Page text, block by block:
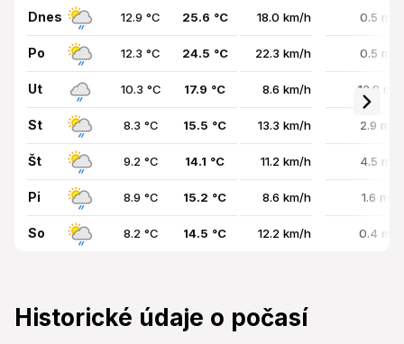
Dnes 12.9 °C 25.6 °C 18.0 km/h 0.5
Po 12.3 °C 24.5 °C 22.3 km/h 0.5
Ut 10.3 °C 17.9 °C 8.6 km/h 13.8
St 8.3 °C 15.5 °C 13.3 km/h 2.9
Št 9.2 °C 14.1 °C 11.2 km/h 4.5
Pi 8.9 °C 15.2 °C 8.6 km/h 1.6
So 8.2 °C 14.5 °C 12.2 km/h 0.4
Historické údaje o počasí